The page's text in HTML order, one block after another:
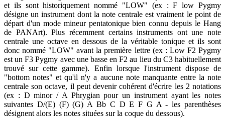
et ils sont historiquement nommé "LOW" (ex : F low Pygmy
désigne un instrument dont la note centrale est vraiment le point de
départ d'un mode mineur pentatonique bien connu depuis le Hang
de PANArt). Plus récemment certains instruments ont une note
centrale une octave en dessous de la véritable tonique et ils sont
donc nommé "LOW" avant la première lettre (ex : Low F2 Pygmy
est un F3 Pygmy avec une basse en F2 au lieu du C3 habituellement
trouvé sur cette gamme). Enfin lorsque l'instrument dispose de
"bottom notes" et qu'il n'y a aucune note manquante entre la note
centrale son octave, il peut devenir cohérent d'écrire les 2 notations
(ex : D minor / A Phrygian pour un instrument ayant les notes
suivantes D/(E) (F) (G) A Bb C D E F G A - les parenthèses
désignent alors les notes situées sur la coque du dessous).